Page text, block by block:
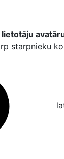
starpnieku